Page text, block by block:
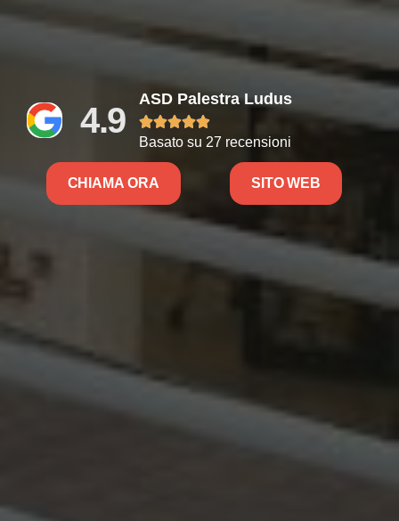
4.9
ASD Palestra Ludus

Basato su 27 recensioni
CHIAMA ORA SITO WEB